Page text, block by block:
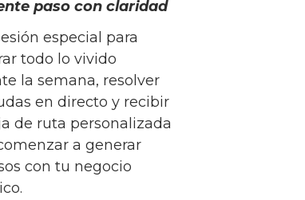
paso con claridad
especial para
todo lo vivido
la semana, resolver
en directo y recibir
de ruta personalizada
a generar
con tu negocio